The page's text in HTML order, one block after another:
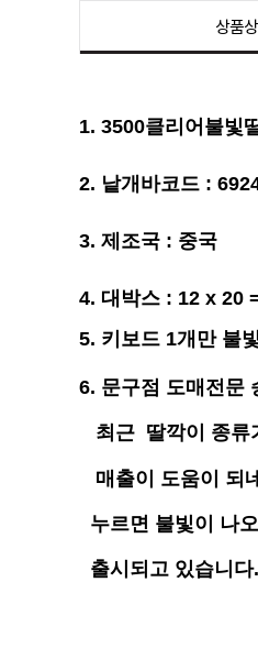
상품
1. 3500클리어불빛
2. 낱개바코드 :
3. 제조국 : 중국
4. 대박스 : 12 x 20
5. 키보드 1개만 불
6. 문구점 도매전문
최근 딸깍이 종류
매출이 도움이 되
누르면 불빛이 나
출시되고 있습니다.